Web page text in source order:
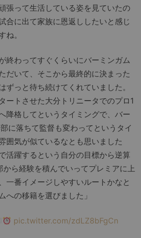
張って生活している姿を見ていたの
合に出て家族に恩返ししたいと感じ
ね。
終わってすぐくらいにバーミンガム
だいて、そこから最終的に決まった
ずっと待ち続けてくれていました。
ートさせた大分トリニータでのプロ1
降格してというタイミングで、バー
に落ちて監督も変わってというタイ
囲気が似ているなとも思いました
活躍するという自分の目標から逆算
から経験を積んでいってプレミアに上
一番イメージしやすいルートかなと
への移籍を選びました」
pic.twitter.com/zdLZ8bFgCn